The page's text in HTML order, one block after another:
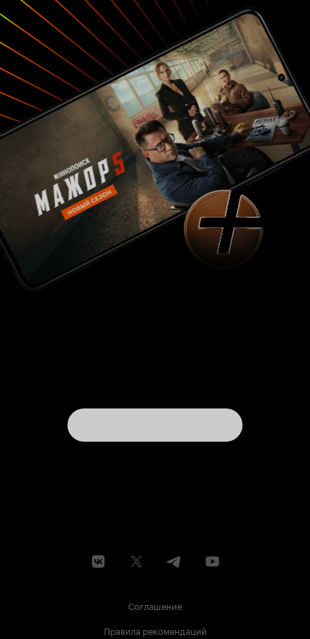
Соглашение
Правила рекомендаций